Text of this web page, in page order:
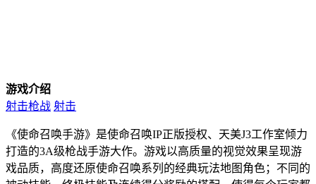
游戏介绍
射击枪战 射击
《使命召唤手游》是使命召唤IP正版授权、天美J3工作室倾力
打造的3A级枪战手游大作。游戏以高质量的视觉效果呈现游
戏品质，高度还原使命召唤系列的经典玩法地图角色；不同的